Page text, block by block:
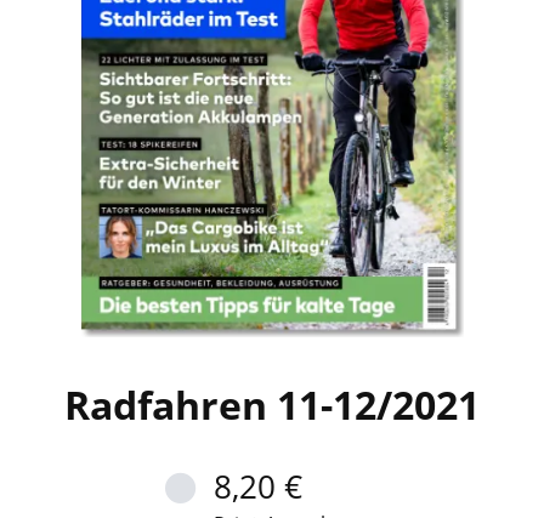
Radfahren 11-12/2021
8,20 €